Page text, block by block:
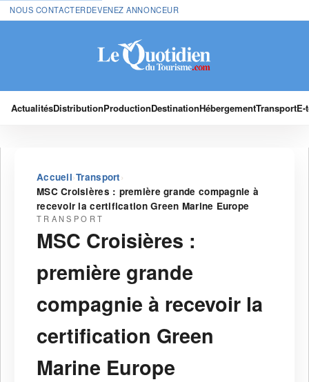
NOUS CONTACTERDEVENEZ ANNONCEUR
ActualitésDistributionProductionDestinationHébergementTransport
Accueil›Transport ›
MSC Croisières : première grande compagnie à
recevoir la certification Green Marine Europe
TRANSPORT
MSC Croisières :
première grande
compagnie à recevoir la
certification Green
Marine Europe